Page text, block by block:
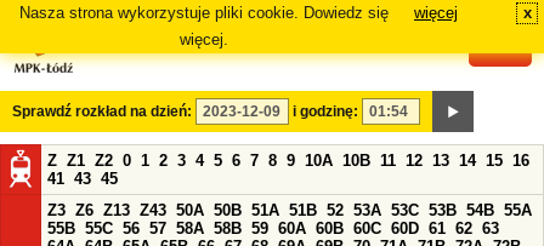
Nasza strona wykorzystuje pliki cookie. Dowiedz się
więcej.
więcej x
Sprawdź rozkład na dzień: i godzinę:
Z Z1 Z2 0 1 2 3 4 5 6 7 8 9 10A 10B 11 12 13 14 15 16
41 43 45
Z3 Z6 Z13 Z43 50A 50B 51A 51B 52 53A 53C 53B 54B 55A
55B 55C 56 57 58A 58B 59 60A 60B 60C 60D 61 62 63